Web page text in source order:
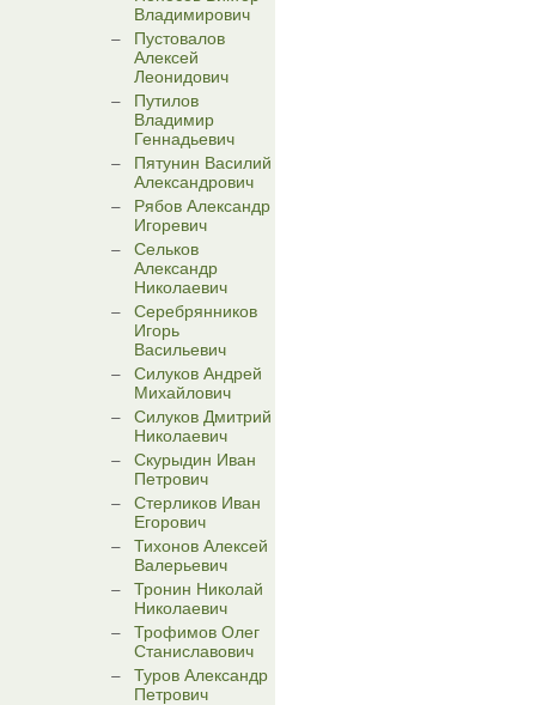
Владимирович
Пустовалов
Алексей
Леонидович
Путилов
Владимир
Геннадьевич
Пятунин Василий
Александрович
Рябов Александр
Игоревич
Сельков
Александр
Николаевич
Серебрянников
Игорь
Васильевич
Силуков Андрей
Михайлович
Силуков Дмитрий
Николаевич
Скурыдин Иван
Петрович
Стерликов Иван
Егорович
Тихонов Алексей
Валерьевич
Тронин Николай
Николаевич
Трофимов Олег
Станиславович
Туров Александр
Петрович